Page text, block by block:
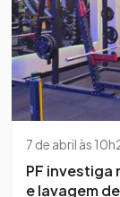
7 de abril às
PF investiga
e lavagem